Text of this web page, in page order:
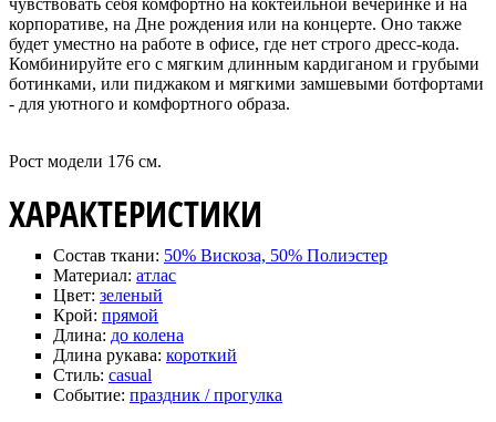
чувствовать себя комфортно на коктейльной вечеринке и на
корпоративе, на Дне рождения или на концерте. Оно также
будет уместно на работе в офисе, где нет строго дресс-кода.
Комбинируйте его с мягким длинным кардиганом и грубыми
ботинками, или пиджаком и мягкими замшевыми ботфортами
- для уютного и комфортного образа.
Рост модели 176 см.
ХАРАКТЕРИСТИКИ
Состав ткани: 50% Вискоза, 50% Полиэстер
Материал: атлас
Цвет: зеленый
Крой: прямой
Длина: до колена
Длина рукава: короткий
Стиль: casual
Событие: праздник / прогулка